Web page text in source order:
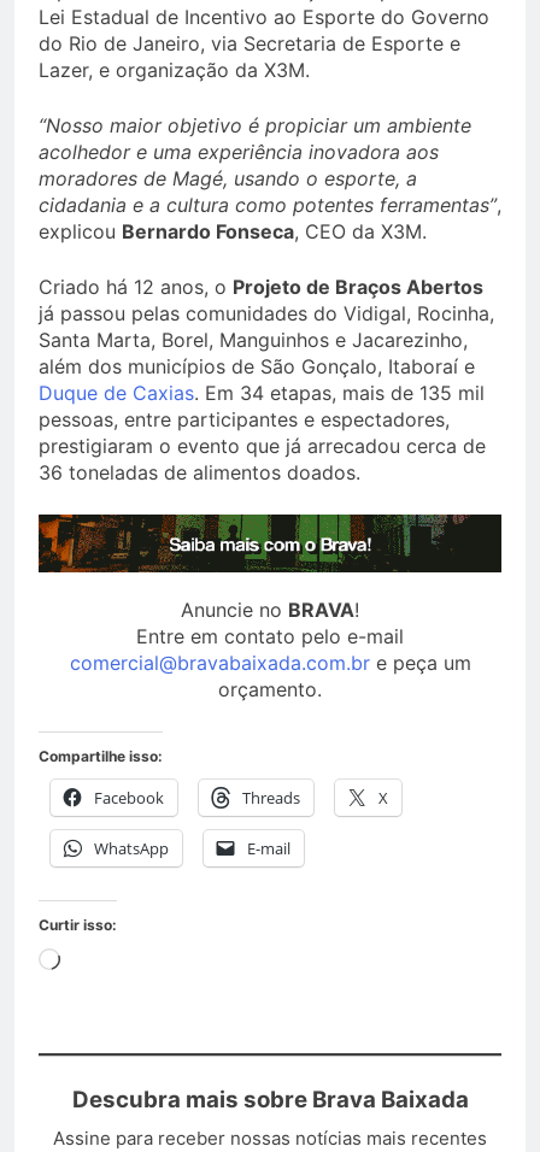
Lei Estadual de Incentivo ao Esporte do Governo
do Rio de Janeiro, via Secretaria de Esporte e
Lazer, e organização da X3M.
“Nosso maior objetivo é propiciar um ambiente
acolhedor e uma experiência inovadora aos
moradores de Magé, usando o esporte, a
cidadania e a cultura como potentes ferramentas”,
explicou Bernardo Fonseca, CEO da X3M.
Criado há 12 anos, o Projeto de Braços Abertos
já passou pelas comunidades do Vidigal, Rocinha,
Santa Marta, Borel, Manguinhos e Jacarezinho,
além dos municípios de São Gonçalo, Itaboraí e
Duque de Caxias. Em 34 etapas, mais de 135 mil
pessoas, entre participantes e espectadores,
prestigiaram o evento que já arrecadou cerca de
36 toneladas de alimentos doados.
Anuncie no BRAVA!
Entre em contato pelo e-mail
comercial@bravabaixada.com.bre peça um
orçamento.
Compartilhe isso:
Facebook Threads X
WhatsApp E-mail
Curtir isso:
Descubra mais sobre Brava Baixada
Assine para receber nossas notícias mais recentes